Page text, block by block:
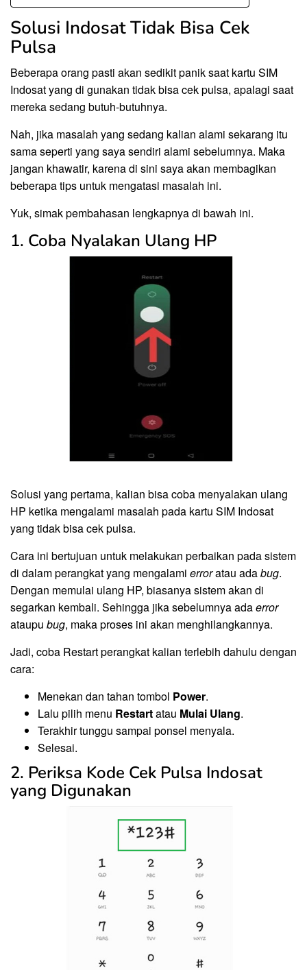
Solusi Indosat Tidak Bisa Cek
Pulsa
Beberapa orang pasti akan sedikit panik saat kartu SIM
Indosat yang di gunakan tidak bisa cek pulsa, apalagi saat
mereka sedang butuh-butuhnya.
Nah, jika masalah yang sedang kalian alami sekarang itu
sama seperti yang saya sendiri alami sebelumnya. Maka
jangan khawatir, karena di sini saya akan membagikan
beberapa tips untuk mengatasi masalah ini.
Yuk, simak pembahasan lengkapnya di bawah ini.
1. Coba Nyalakan Ulang HP
Solusi yang pertama, kalian bisa coba menyalakan ulang
HP ketika mengalami masalah pada kartu SIM Indosat
yang tidak bisa cek pulsa.
Cara ini bertujuan untuk melakukan perbaikan pada sistem
di dalam perangkat yang mengalami erroratau adabug.
Dengan memulai ulang HP, biasanya sistem akan di
segarkan kembali. Sehingga jika sebelumnya adaerror
ataupu bug, maka proses ini akan menghilangkannya.
Jadi, coba Restart perangkat kalian terlebih dahulu dengan
cara:
Menekan dan tahan tombol Power.
Lalu pilih menu Restartatau Mulai Ulang.
Terakhir tunggu sampai ponsel menyala.
Selesai.
2. Periksa Kode Cek Pulsa Indosat
yang Digunakan